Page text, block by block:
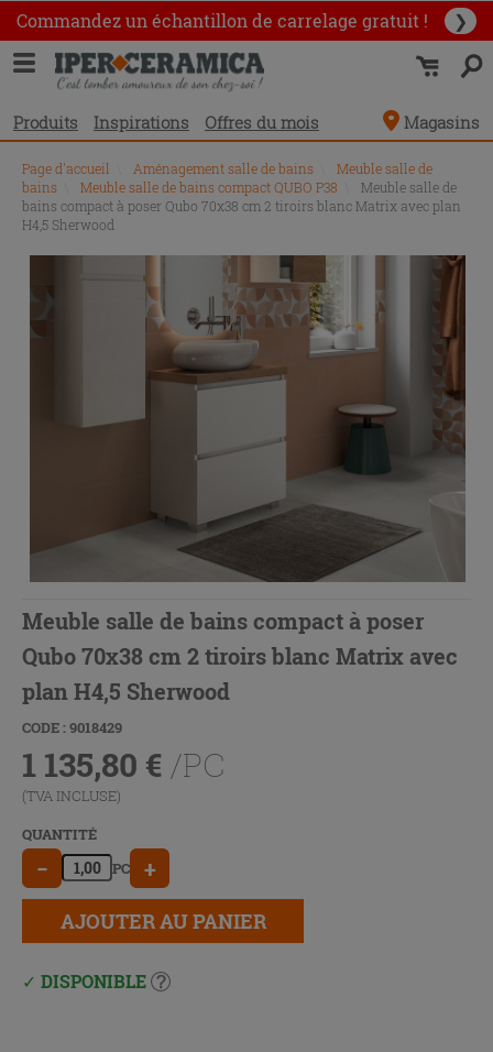
Commandez un échantillon de carrelage gratuit ! ❯
Produits Inspirations Offres du mois Magasins
Page d'accueil Aménagement salle de bains
Meuble salle de
bains
Meuble salle de bains compact QUBO P38
Meuble salle de
bains compact à poser Qubo 70x38 cm 2 tiroirs blanc Matrix avec plan
H4,5 Sherwood
Meuble salle de bains compact à poser
Qubo 70x38 cm 2 tiroirs blanc Matrix avec
plan H4,5 Sherwood
CODE : 9018429
1 135,80 € /PC
(TVA INCLUSE)
QUANTITÉ
− PC +
AJOUTER AU PANIER
DISPONIBLE